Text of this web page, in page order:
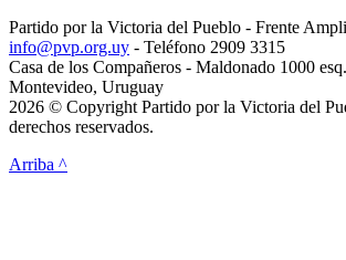
Partido por la Victoria del Pueblo - Frente
info@pvp.org.uy - Teléfono 2909 3315
Casa de los Compañeros - Maldonado 1000
Montevideo, Uruguay
2026 © Copyright Partido por la Victoria del
derechos reservados.
Arriba ^